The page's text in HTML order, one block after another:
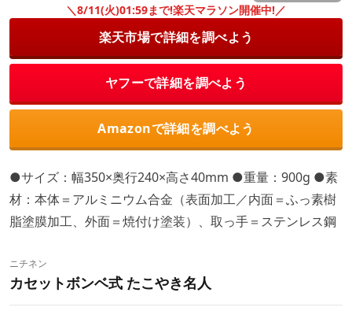
＼8/11(火)01:59まで!楽天マラソン開催中!／
楽天市場で詳細を調べよう
ヤフーで詳細を調べよう
Amazonで詳細を調べよう
●サイズ：幅350×奥行240×高さ40mm ●重量：900g ●素
材：本体＝アルミニウム合金（表面加工／内面＝ふっ素樹
脂塗膜加工、外面＝焼付け塗装）、取っ手＝ステンレス鋼
ニチネン
カセットボンベ式 たこやき名人